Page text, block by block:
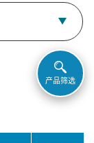
产品筛选